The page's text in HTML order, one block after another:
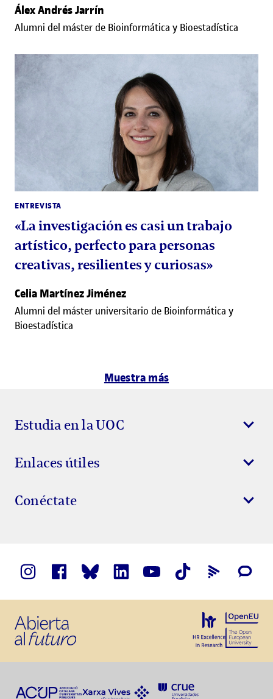
Álex Andrés Jarrín
Alumni del máster de Bioinformática y Bioestadística
ENTREVISTA
«La investigación es casi un trabajo
artístico, perfecto para personas
creativas, resilientes y curiosas»
Celia Martínez Jiménez
Alumni del máster universitario de Bioinformática y
Bioestadística
Muestra más
Estudia en la UOC
Enlaces útiles
Conéctate